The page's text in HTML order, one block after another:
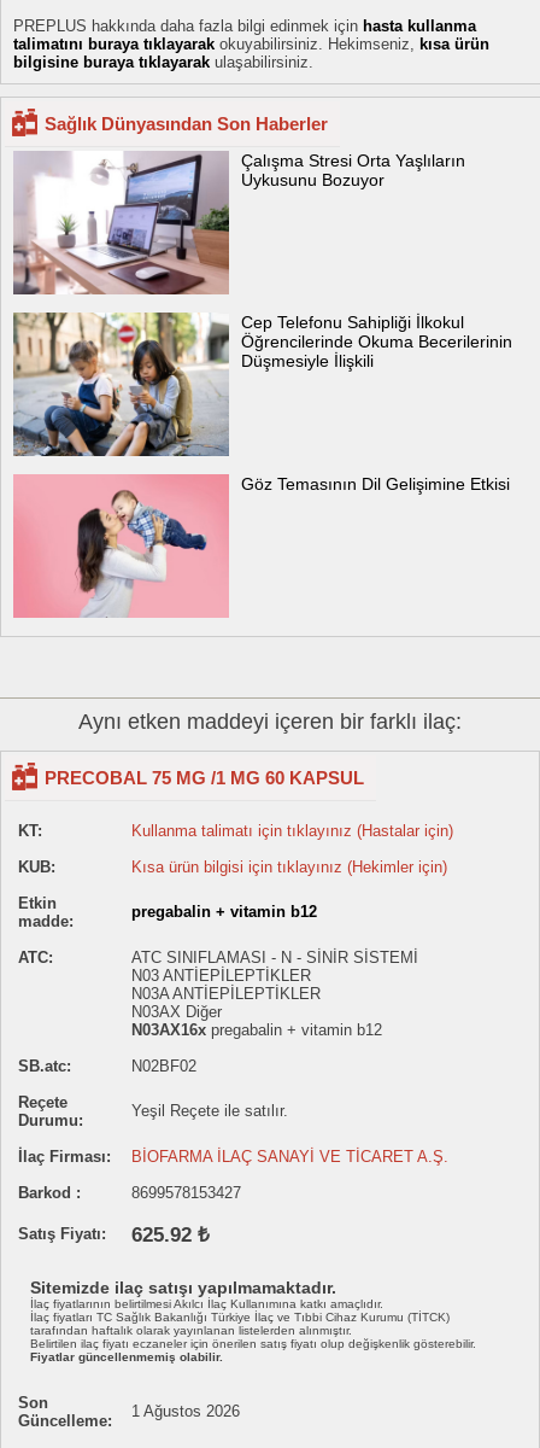
PREPLUS hakkında daha fazla bilgi edinmek için hasta kullanma
talimatını buraya tıklayarak okuyabilirsiniz. Hekimseniz, kısa ürün
bilgisine buraya tıklayarak ulaşabilirsiniz.
Sağlık Dünyasından Son Haberler
Çalışma Stresi Orta Yaşlıların
Uykusunu Bozuyor
Cep Telefonu Sahipliği İlkokul
Öğrencilerinde Okuma Becerilerinin
Düşmesiyle İlişkili
Göz Temasının Dil Gelişimine Etkisi
Aynı etken maddeyi içeren bir farklı ilaç:
PRECOBAL 75 MG /1 MG 60 KAPSUL
KT:
Kullanma talimatı için tıklayınız (Hastalar için)
KUB:
Kısa ürün bilgisi için tıklayınız (Hekimler için)
Etkin
madde:
pregabalin + vitamin b12
ATC:
ATC SINIFLAMASI - N - SİNİR SİSTEMİ
N03 ANTİEPİLEPTİKLER
N03A ANTİEPİLEPTİKLER
N03AX Diğer
N03AX16x pregabalin + vitamin b12
SB.atc:
N02BF02
Reçete
Durumu:
Yeşil Reçete ile satılır.
İlaç Firması:
BİOFARMA İLAÇ SANAYİ VE TİCARET A.Ş.
Barkod :
8699578153427
Satış Fiyatı: 625.92 ₺
Sitemizde ilaç satışı yapılmamaktadır.
İlaç fiyatlarının belirtilmesi Akılcı İlaç Kullanımına katkı amaçlıdır.
İlaç fiyatları TC Sağlık Bakanlığı Türkiye İlaç ve Tıbbi Cihaz Kurumu (TİTCK)
tarafından haftalık olarak yayınlanan listelerden alınmıştır.
Belirtilen ilaç fiyatı eczaneler için önerilen satış fiyatı olup değişkenlik gösterebilir.
Fiyatlar güncellenmemiş olabilir.
Son
Güncelleme:
1 Ağustos 2026